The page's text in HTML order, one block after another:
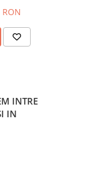
INTRE
IN